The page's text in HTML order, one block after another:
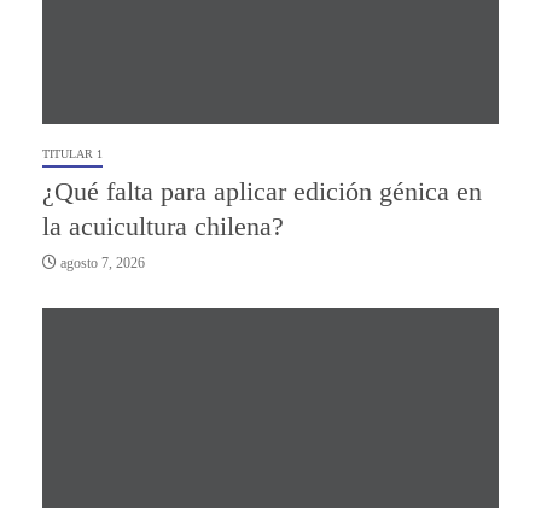
TITULAR 1
¿Qué falta para aplicar edición génica en
la acuicultura chilena?
agosto 7, 2026